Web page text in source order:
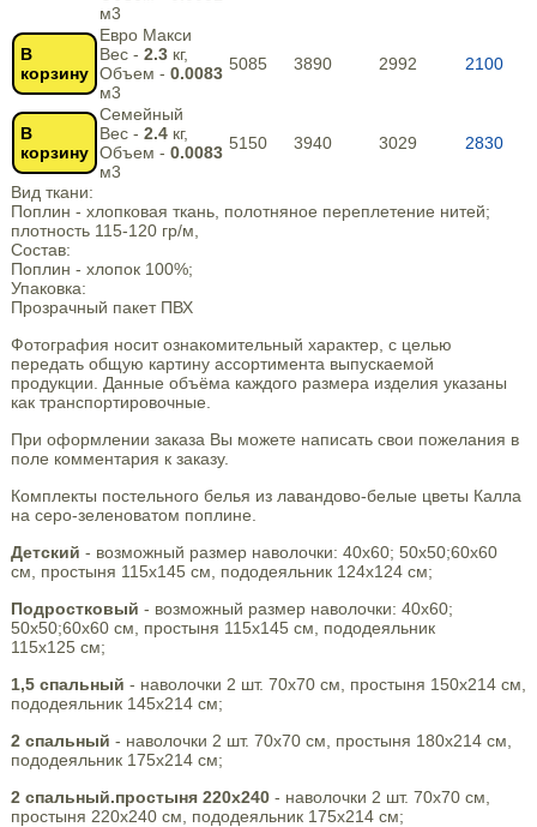
м3
В
корзину
Евро Макси
Вес - 2.3кг,
Объем - 0.0083
м3
5085 3890 2992 2100
В
корзину
Семейный
Вес - 2.4кг,
Объем - 0.0083
м3
5150 3940 3029 2830
Вид ткани:
Поплин - хлопковая ткань, полотняное переплетение нитей;
плотность 115-120 гр/м,
Состав:
Поплин - хлопок 100%;
Упаковка:
Прозрачный пакет ПВХ
Фотография носит ознакомительный характер, с целью
передать общую картину ассортимента выпускаемой
продукции. Данные объёма каждого размера изделия указаны
как транспортировочные.
При оформлении заказа Вы можете написать свои пожелания в
поле комментария к заказу.
Комплекты постельного белья из лавандово-белые цветы Калла
на серо-зеленоватом поплине.
Детский - возможный размер наволочки: 40х60; 50х50;60х60
см, простыня 115х145 см, пододеяльник 124х124 см;
Подростковый - возможный размер наволочки: 40х60;
50х50;60х60 см, простыня 115х145 см, пододеяльник
115х125 см;
1,5 спальный - наволочки 2 шт. 70х70 см, простыня 150х214 см,
пододеяльник 145х214 см;
2 спальный - наволочки 2 шт. 70х70 см, простыня 180х214 см,
пододеяльник 175х214 см;
2 спальный.простыня 220х240- наволочки 2 шт. 70х70 см,
простыня 220х240 см, пододеяльник 175х214 см;